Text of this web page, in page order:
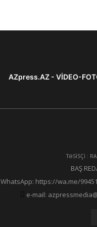
AZpress.AZ - VİDEO-
TƏSİSÇİ :
BAŞ
WhatsApp: https://wa.me/
e-mail: